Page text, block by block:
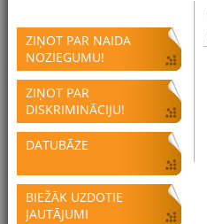
ZIŅOT PAR NAIDA
NOZIEGUMU!
ZIŅOT PAR
DISKRIMINĀCIJU!
DATUBĀZE
BIEŽĀK UZDOTIE
JAUTĀJUMI